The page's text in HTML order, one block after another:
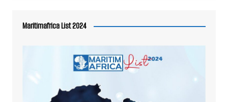
Maritimafrica List 2024